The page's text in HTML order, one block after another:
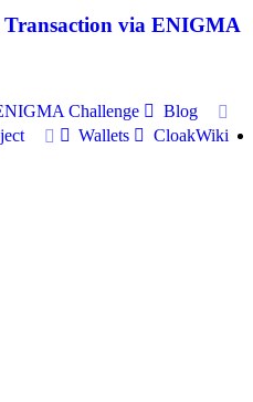
via ENIGMA
Challenge
Blog
Wallets CloakWiki